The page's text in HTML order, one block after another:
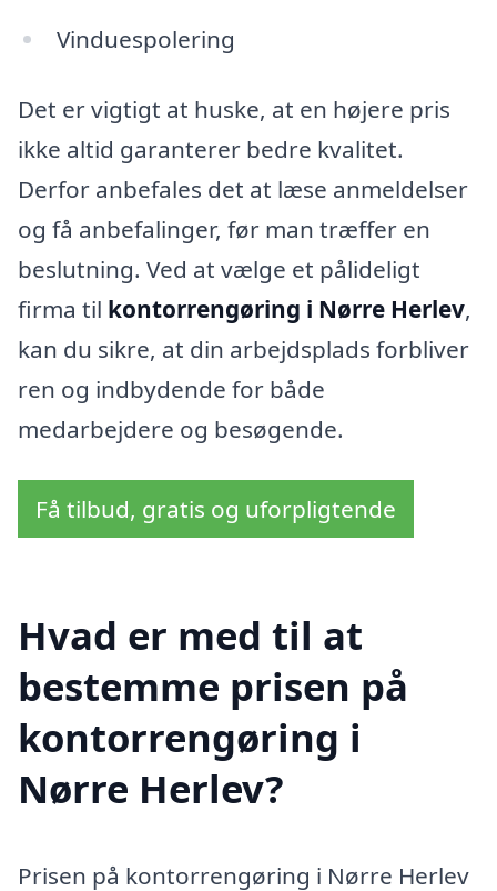
Vinduespolering
Det er vigtigt at huske, at en højere pris
ikke altid garanterer bedre kvalitet.
Derfor anbefales det at læse anmeldelser
og få anbefalinger, før man træffer en
beslutning. Ved at vælge et pålideligt
firma til kontorrengøring i Nørre Herlev,
kan du sikre, at din arbejdsplads forbliver
ren og indbydende for både
medarbejdere og besøgende.
Få tilbud, gratis og uforpligtende
Hvad er med til at
bestemme prisen på
kontorrengøring i
Nørre Herlev?
Prisen på kontorrengøring i Nørre Herlev